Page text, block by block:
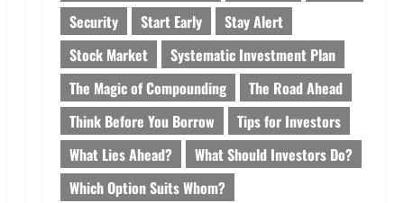
Security
Start Early
Stay Alert
Stock Market
Systematic Investment Plan
The Magic of Compounding
The Road Ahead
Think Before You Borrow
Tips for Investors
What Lies Ahead?
What Should Investors Do?
Which Option Suits Whom?